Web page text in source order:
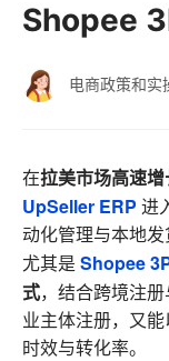
Shopee
电商政策和实
在拉美市场高速增
UpSeller ERP 进
动化管理与本地发
尤其是 Shopee
式，结合跨境注
业主体注册，又能
时效与转化率。